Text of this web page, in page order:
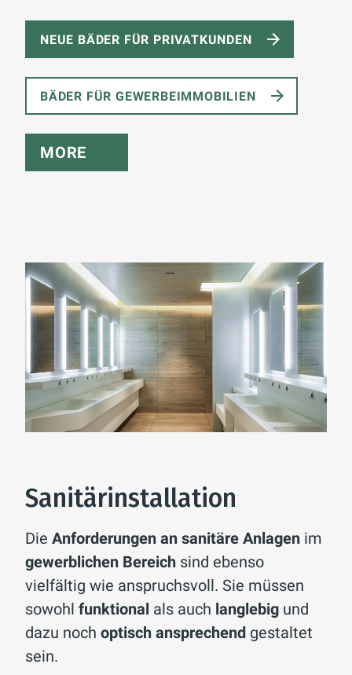
NEUE BÄDER FÜR PRIVATKUNDEN
BÄDER FÜR GEWERBEIMMOBILIEN
MORE
Sanitärinstallation
Die Anforderungen an sanitäre Anlagen im
gewerblichen Bereich sind ebenso
vielfältig wie anspruchsvoll. Sie müssen
sowohl funktional als auch langlebig und
dazu noch optisch ansprechend gestaltet
sein.